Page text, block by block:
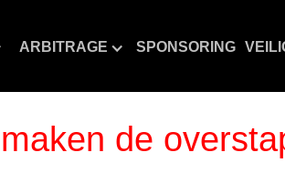
ARBITRAGE SPONSORING
de